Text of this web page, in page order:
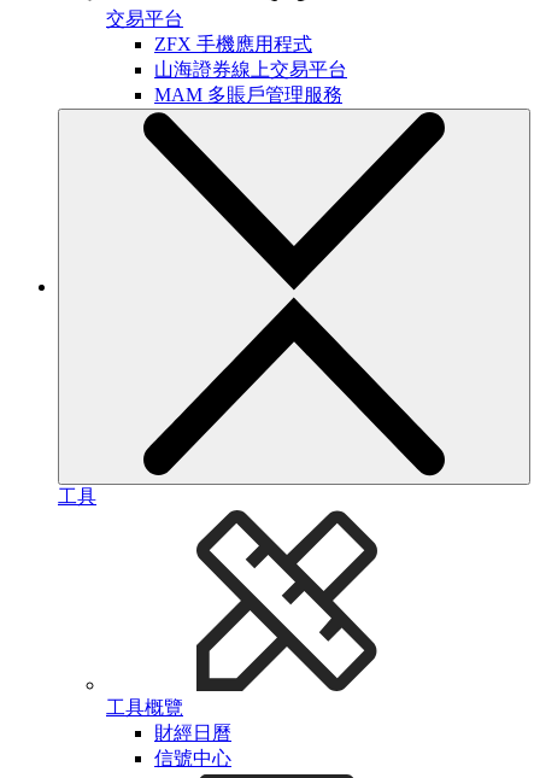
交易平台
ZFX 手機應用程式
山海證券線上交易平台
MAM 多賬戶管理服務
工具
工具概覽
財經日曆
信號中心